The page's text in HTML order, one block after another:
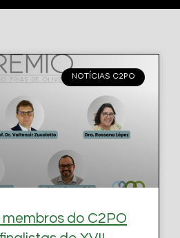
NOTÍCIAS C2PO
do C2PO